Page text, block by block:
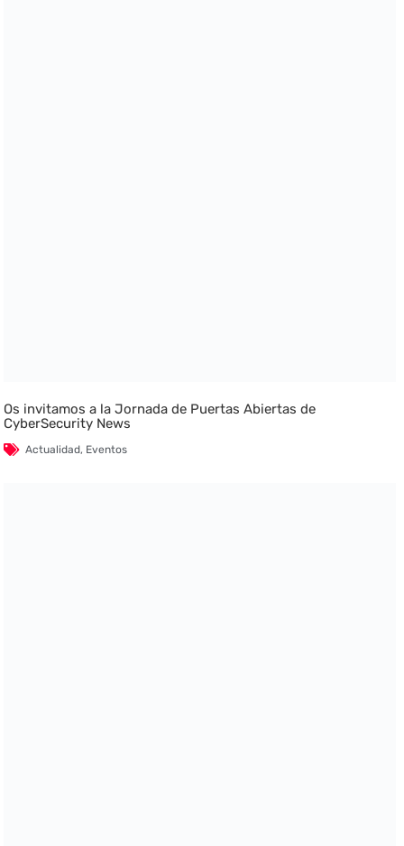
Os invitamos a la Jornada de Puertas Abiertas de
CyberSecurity News
Actualidad, Eventos